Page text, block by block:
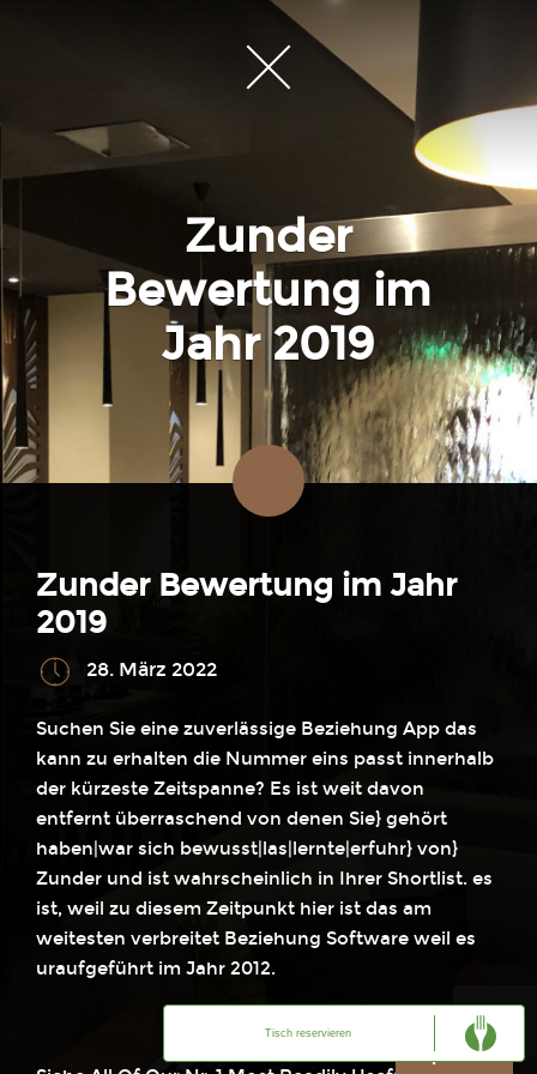
Zunder
Bewertung im
Jahr 2019
Zunder Bewertung im Jahr
2019
28. März 2022
Suchen Sie eine zuverlässige Beziehung App das
kann zu erhalten die Nummer eins passt innerhalb
der kürzeste Zeitspanne? Es ist weit davon
entfernt überraschend von denen Sie} gehört
haben|war sich bewusst|las|lernte|erfuhr} von}
Zunder und ist wahrscheinlich in Ihrer Shortlist. es
ist, weil zu diesem Zeitpunkt hier ist das am
weitesten verbreitet Beziehung Software weil es
uraufgeführt im Jahr 2012.
Sprache
Tisch reservieren